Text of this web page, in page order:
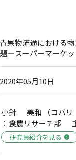
青果物流通における
題―スーパーマーケッ
2020年05月10日
小針 美和 （コバリ
：食農リサーチ部
研究員紹介を見る